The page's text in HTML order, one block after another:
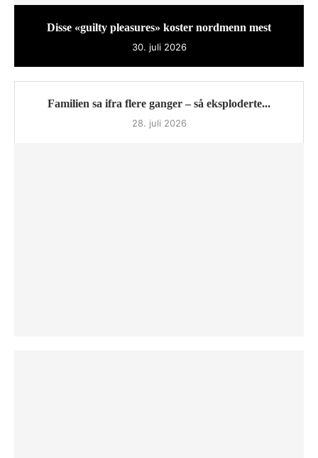
Disse «guilty pleasures» koster nordmenn mest
30. juli 2026
Familien sa ifra flere ganger – så eksploderte...
28. juli 2026